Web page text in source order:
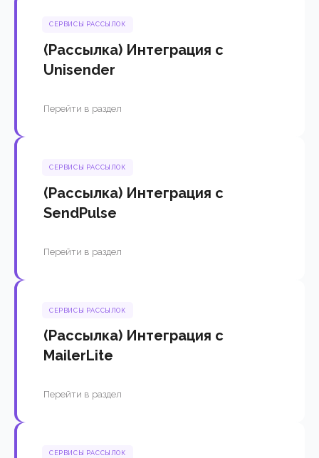
СЕРВИСЫ РАССЫЛОК
(Рассылка) Интеграция с
Unisender
Перейти в раздел
СЕРВИСЫ РАССЫЛОК
(Рассылка) Интеграция с
SendPulse
Перейти в раздел
СЕРВИСЫ РАССЫЛОК
(Рассылка) Интеграция с
MailerLite
Перейти в раздел
СЕРВИСЫ РАССЫЛОК